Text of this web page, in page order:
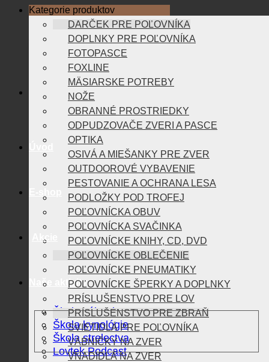
Akcie
Naše aktivity
Škola vábenia
Škola kynológie
Škola strelectva
Lovtek Podcast
Kategorie produktov
DARČEK PRE POĽOVNÍKA
DOPLNKY PRE POĽOVNÍKA
FOTOPASCE
FOXLINE
MÄSIARSKE POTREBY
NOŽE
OBRANNÉ PROSTRIEDKY
ODPUDZOVAČE ZVERI A PASCE
OPTIKA
OSIVÁ A MIEŠANKY PRE ZVER
OUTDOOROVÉ VYBAVENIE
PESTOVANIE A OCHRANA LESA
PODLOŽKY POD TROFEJ
POĽOVNÍCKA OBUV
POĽOVNÍCKA SVAČINKA
POĽOVNÍCKE KNIHY, CD, DVD
POĽOVNÍCKE OBLEČENIE
POĽOVNÍCKE PNEUMATIKY
POĽOVNÍCKE ŠPERKY A DOPLNKY
PRÍSLUŠENSTVO PRE LOV
PRÍSLUŠENSTVO PRE ZBRAŇ
SVIETIDLÁ PRE POĽOVNÍKA
VÁBNIČKY NA ZVER
VNADIDLÁ NA ZVER